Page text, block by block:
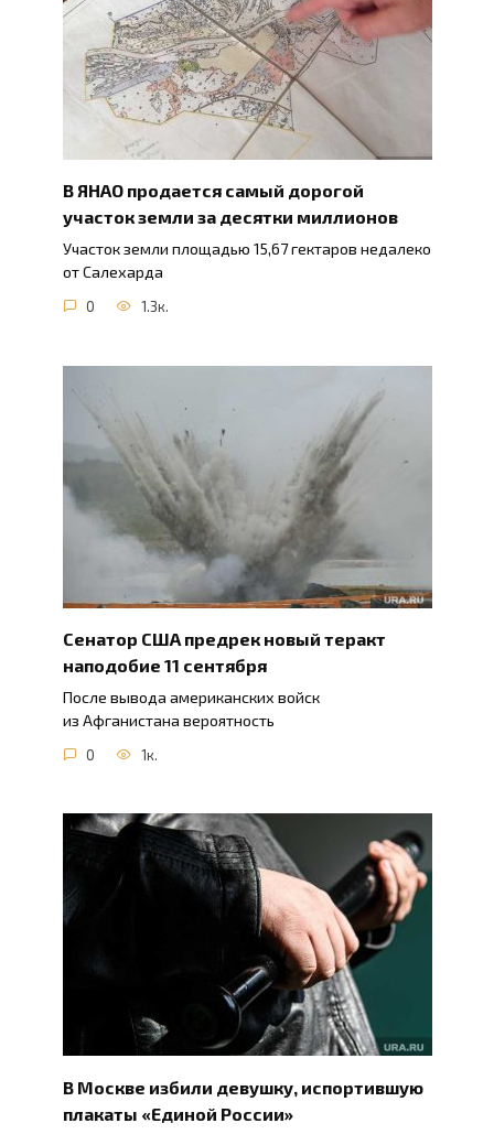
В ЯНАО продается самый дорогой
участок земли за десятки миллионов
Участок земли площадью 15,67 гектаров недалеко
от Салехарда
0 1.3к.
Сенатор США предрек новый теракт
наподобие 11 сентября
После вывода американских войск
из Афганистана вероятность
0 1к.
В Москве избили девушку, испортившую
плакаты «Единой России»